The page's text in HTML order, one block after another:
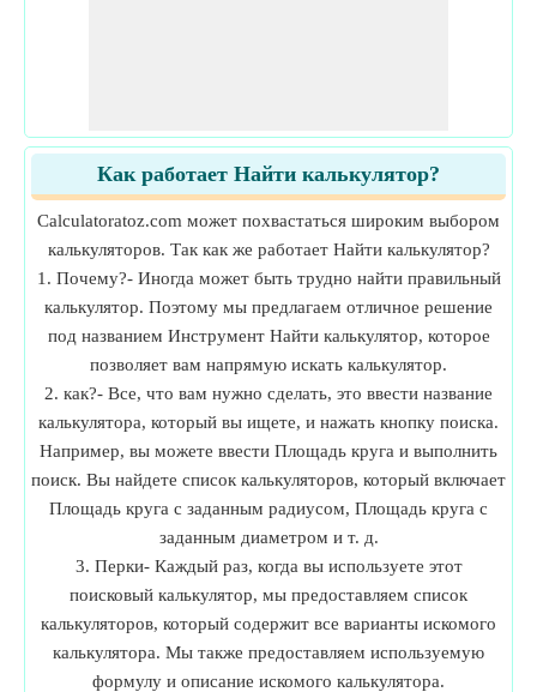
Как работает Найти калькулятор?
Calculatoratoz.com может похвастаться широким выбором
калькуляторов. Так как же работает Найти калькулятор?
1. Почему?- Иногда может быть трудно найти правильный
калькулятор. Поэтому мы предлагаем отличное решение
под названием Инструмент Найти калькулятор, которое
позволяет вам напрямую искать калькулятор.
2. как?- Все, что вам нужно сделать, это ввести название
калькулятора, который вы ищете, и нажать кнопку поиска.
Например, вы можете ввести Площадь круга и выполнить
поиск. Вы найдете список калькуляторов, который включает
Площадь круга с заданным радиусом, Площадь круга с
заданным диаметром и т. д.
3. Перки- Каждый раз, когда вы используете этот
поисковый калькулятор, мы предоставляем список
калькуляторов, который содержит все варианты искомого
калькулятора. Мы также предоставляем используемую
формулу и описание искомого калькулятора.